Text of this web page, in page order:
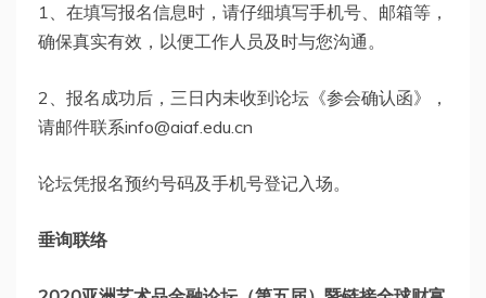
1、在填写报名信息时，请仔细填写手机号、邮箱等，
确保真实有效，以便工作人员及时与您沟通。
2、报名成功后，三日内未收到论坛《参会确认函》，
请邮件联系info@aiaf.edu.cn
论坛凭报名预约号码及手机号登记入场。
垂询联络